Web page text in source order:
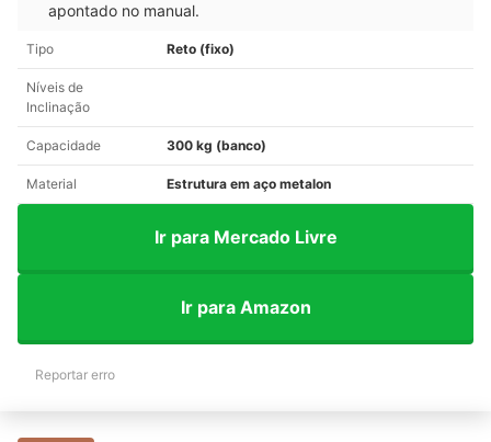
apontado no manual.
Tipo Reto (fixo)
Níveis de
Inclinação
Capacidade 300 kg (banco)
Material Estrutura em aço metalon
Ir para Mercado Livre
Ir para Amazon
Reportar erro